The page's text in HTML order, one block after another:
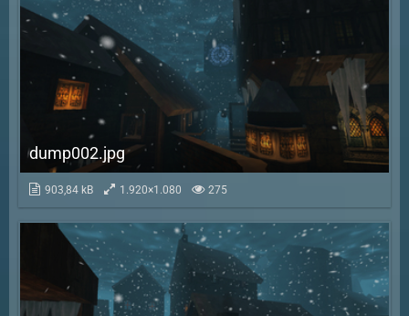
dump002.jpg
903,84 kB 1.920×1.080 275